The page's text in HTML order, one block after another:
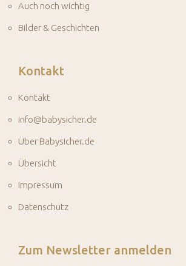
Auch noch wichtig
Bilder & Geschichten
Kontakt
Kontakt
info@babysicher.de
Über Babysicher.de
Übersicht
Impressum
Datenschutz
Zum Newsletter anmelden